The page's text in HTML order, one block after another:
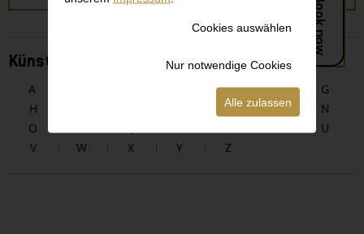
Cookies auswählen
Nur notwendige Cookies
Alle zulassen
KünstlerInnen alphabetisch
A E F
G
H
L M
N
O
U
V
W X Y Z